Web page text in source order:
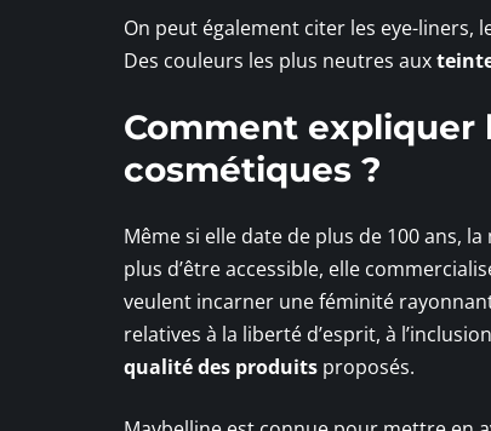
On peut également citer les eye-liners,
Des couleurs les plus neutres aux
Comment expliquer
cosmétiques ?
Même si elle date de plus de 100 ans,
plus d’être accessible, elle
veulent incarner une féminité
relatives à la liberté d’esprit, à
qualité des produits proposés.